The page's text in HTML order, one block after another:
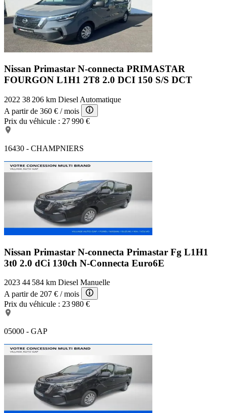
Nissan Primastar N-connecta PRIMASTAR
FOURGON L1H1 2T8 2.0 DCI 150 S/S DCT
2022 38 206 km Diesel Automatique
A partir de 360 € / mois
Prix du véhicule : 27 990 €
16430 - CHAMPNIERS
Nissan Primastar N-connecta Primastar Fg L1H1
3t0 2.0 dCi 130ch N-Connecta Euro6E
2023 44 584 km Diesel Manuelle
A partir de 207 € / mois
Prix du véhicule : 23 980 €
05000 - GAP